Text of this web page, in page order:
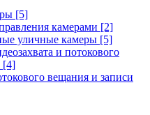
[5]
камерами [2]
уличные камеры [5]
и потокового
[4]
вещания и записи